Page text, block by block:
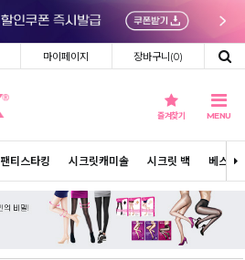
마이페이지 장바구니(0)
즐겨찾기 MENU
팬티스타킹 시크릿캐미솔 시크릿 백 베스트